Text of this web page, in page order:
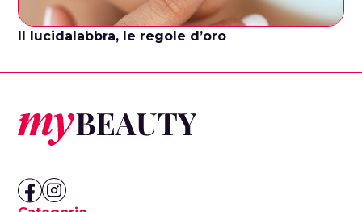
Il lucidalabbra, le regole d’oro